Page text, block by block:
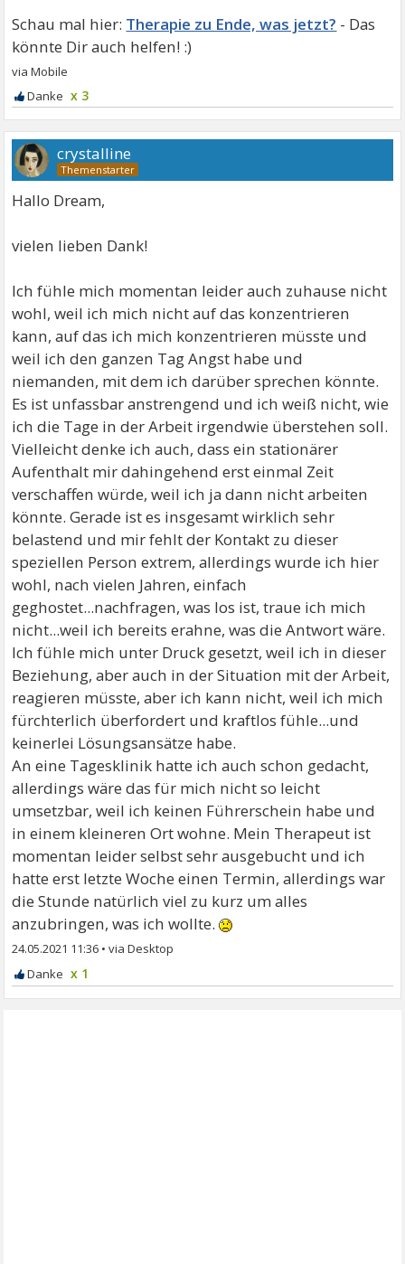
Therapie zu Ende, was jetzt?
x 3
crystalline
Hallo Dream,
vielen lieben Dank!
Ich fühle mich momentan leider auch zuhause nicht
wohl, weil ich mich nicht auf das konzentrieren
kann, auf das ich mich konzentrieren müsste und
weil ich den ganzen Tag Angst habe und
niemanden, mit dem ich darüber sprechen könnte.
Es ist unfassbar anstrengend und ich weiß nicht, wie
ich die Tage in der Arbeit irgendwie überstehen soll.
Vielleicht denke ich auch, dass ein stationärer
Aufenthalt mir dahingehend erst einmal Zeit
verschaffen würde, weil ich ja dann nicht arbeiten
könnte. Gerade ist es insgesamt wirklich sehr
belastend und mir fehlt der Kontakt zu dieser
speziellen Person extrem, allerdings wurde ich hier
wohl, nach vielen Jahren, einfach
geghostet...nachfragen, was los ist, traue ich mich
nicht...weil ich bereits erahne, was die Antwort wäre.
Ich fühle mich unter Druck gesetzt, weil ich in dieser
Beziehung, aber auch in der Situation mit der Arbeit,
reagieren müsste, aber ich kann nicht, weil ich mich
fürchterlich überfordert und kraftlos fühle...und
keinerlei Lösungsansätze habe.
An eine Tagesklinik hatte ich auch schon gedacht,
allerdings wäre das für mich nicht so leicht
umsetzbar, weil ich keinen Führerschein habe und
in einem kleineren Ort wohne. Mein Therapeut ist
momentan leider selbst sehr ausgebucht und ich
hatte erst letzte Woche einen Termin, allerdings war
die Stunde natürlich viel zu kurz um alles
anzubringen, was ich wollte.
24.05.2021 11:36 •
x 1